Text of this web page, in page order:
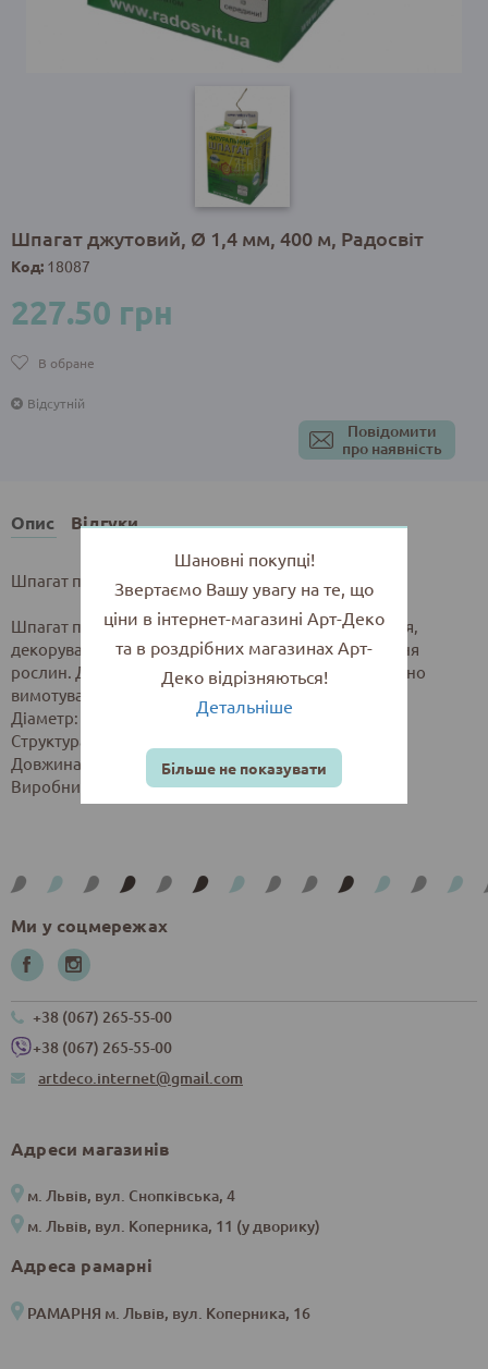
Шпагат джутовий, Ø 1,4 мм, 400 м, Радосвіт
Код: 18087
227.50 грн
В обране
Відсутній
Повідомити
про наявність
Опис Відгуки
Шпагат пакувальний, Ø 1,4 мм, 400 м
Шпагат пакувальний підійде для потреб упакування,
декорування, оздоблення, а також для підв'язування
рослин. Для зручності використання шпагат потрібно
вимотувати із середини бобіни.
Діаметр: 1,4 мм.
Структура: трьохнитковий.
Довжина: 400 м.
Виробник: Радосвіт, Україна
Ми у соцмережах
+38 (067) 265-55-00
+38 (067) 265-55-00
artdeco.internet@gmail.com
Адреси магазинів
м. Львів, вул. Снопківська, 4
м. Львів, вул. Коперника, 11 (у дворику)
Адреса рамарні
РАМАРНЯ м. Львів, вул. Коперника, 16
Шановні покупці!
Звертаємо Вашу увагу на те, що
ціни в інтернет-магазині Арт-Деко
та в роздрібних магазинах Арт-
Деко відрізняються!
Детальніше
Більше не показувати